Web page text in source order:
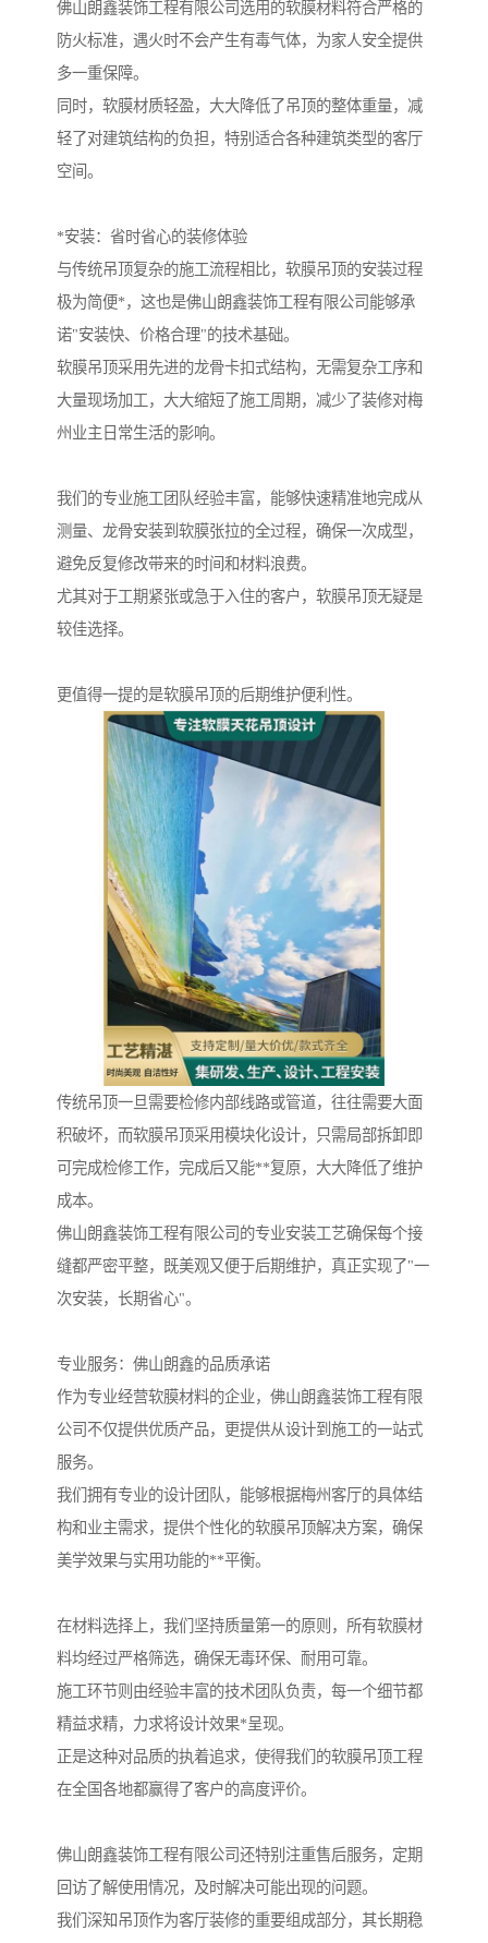
佛山朗鑫装饰工程有限公司选用的软膜材料符合严格的
防火标准，遇火时不会产生有毒气体，为家人安全提供
多一重保障。
同时，软膜材质轻盈，大大降低了吊顶的整体重量，减
轻了对建筑结构的负担，特别适合各种建筑类型的客厅
空间。
*安装：省时省心的装修体验
与传统吊顶复杂的施工流程相比，软膜吊顶的安装过程
极为简便*，这也是佛山朗鑫装饰工程有限公司能够承
诺"安装快、价格合理"的技术基础。
软膜吊顶采用先进的龙骨卡扣式结构，无需复杂工序和
大量现场加工，大大缩短了施工周期，减少了装修对梅
州业主日常生活的影响。
我们的专业施工团队经验丰富，能够快速精准地完成从
测量、龙骨安装到软膜张拉的全过程，确保一次成型，
避免反复修改带来的时间和材料浪费。
尤其对于工期紧张或急于入住的客户，软膜吊顶无疑是
较佳选择。
更值得一提的是软膜吊顶的后期维护便利性。
传统吊顶一旦需要检修内部线路或管道，往往需要大面
积破坏，而软膜吊顶采用模块化设计，只需局部拆卸即
可完成检修工作，完成后又能**复原，大大降低了维护
成本。
佛山朗鑫装饰工程有限公司的专业安装工艺确保每个接
缝都严密平整，既美观又便于后期维护，真正实现了"一
次安装，长期省心"。
专业服务：佛山朗鑫的品质承诺
作为专业经营软膜材料的企业，佛山朗鑫装饰工程有限
公司不仅提供优质产品，更提供从设计到施工的一站式
服务。
我们拥有专业的设计团队，能够根据梅州客厅的具体结
构和业主需求，提供个性化的软膜吊顶解决方案，确保
美学效果与实用功能的**平衡。
在材料选择上，我们坚持质量第一的原则，所有软膜材
料均经过严格筛选，确保无毒环保、耐用可靠。
施工环节则由经验丰富的技术团队负责，每一个细节都
精益求精，力求将设计效果*呈现。
正是这种对品质的执着追求，使得我们的软膜吊顶工程
在全国各地都赢得了客户的高度评价。
佛山朗鑫装饰工程有限公司还特别注重售后服务，定期
回访了解使用情况，及时解决可能出现的问题。
我们深知吊顶作为客厅装修的重要组成部分，其长期稳